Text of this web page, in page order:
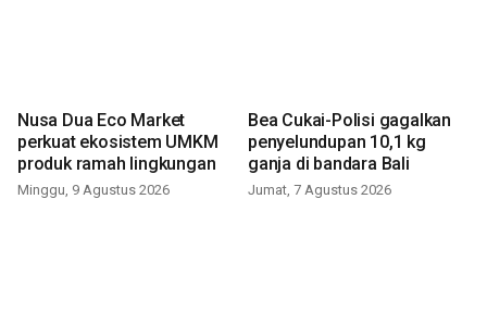
Nusa Dua Eco Market
perkuat ekosistem UMKM
produk ramah lingkungan
Minggu, 9 Agustus 2026
Bea Cukai-Polisi gagalkan
penyelundupan 10,1 kg
ganja di bandara Bali
Jumat, 7 Agustus 2026